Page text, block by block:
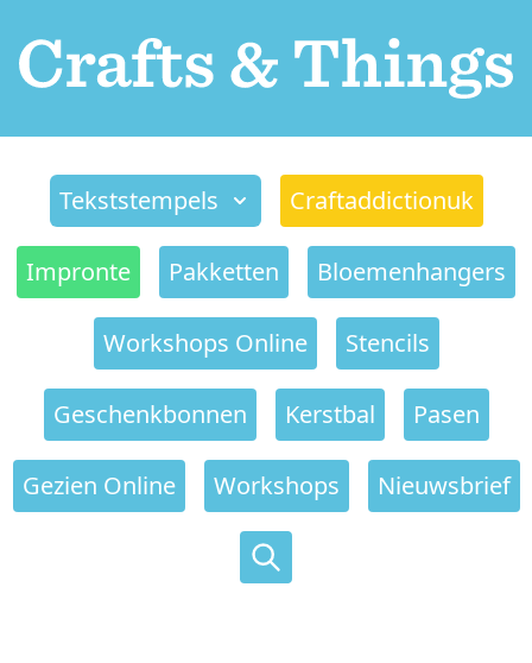
Tekststempels Craftaddictionuk
Impronte Pakketten Bloemenhangers
Workshops Online Stencils
Geschenkbonnen Kerstbal Pasen
Gezien Online Workshops Nieuwsbrief